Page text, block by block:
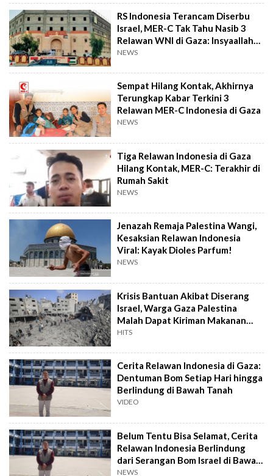
RS Indonesia Terancam Diserbu
Israel, MER-C Tak Tahu Nasib 3
Relawan WNI di Gaza: Insyaallah
Mereka Selamat
NEWS
Sempat Hilang Kontak, Akhirnya
Terungkap Kabar Terkini 3
Relawan MER-C Indonesia di Gaza
NEWS
Tiga Relawan Indonesia di Gaza
Hilang Kontak, MER-C: Terakhir di
Rumah Sakit
NEWS
Jenazah Remaja Palestina Wangi,
Kesaksian Relawan Indonesia
Viral: Kayak Dioles Parfum!
NEWS
Krisis Bantuan Akibat Diserang
Israel, Warga Gaza Palestina
Malah Dapat Kiriman Makanan
Kedaluwarsa
HITS
Cerita Relawan Indonesia di Gaza:
Dentuman Bom Setiap Hari hingga
Berlindung di Bawah Tanah
VIDEO
Belum Tentu Bisa Selamat, Cerita
Relawan Indonesia Berlindung
dari Serangan Bom Israel di Bawah
Tanah
NEWS